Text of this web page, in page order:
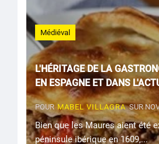
Médiéval
L'HÉRITAGE DE LA
EN ESPAGNE ET DANS
POUR MABEL VILLAGRASUR
Bien que les Maures aient été
péninsule ibérique en 1609,...